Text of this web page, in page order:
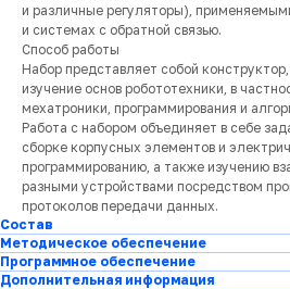
и различные регуляторы),
и системах с обратной связью.
Способ работы
Набор представляет собой
изучение основ робототехники, в
мехатроники, программирования и
Работа с набором объединяет в себе
сборке корпусных элементов и
программированию, а также изучению
разными устройствами посредством
протоколов передачи данных.
Состав
Методическое обеспечение
Программное обеспечение
Дополнительная информация